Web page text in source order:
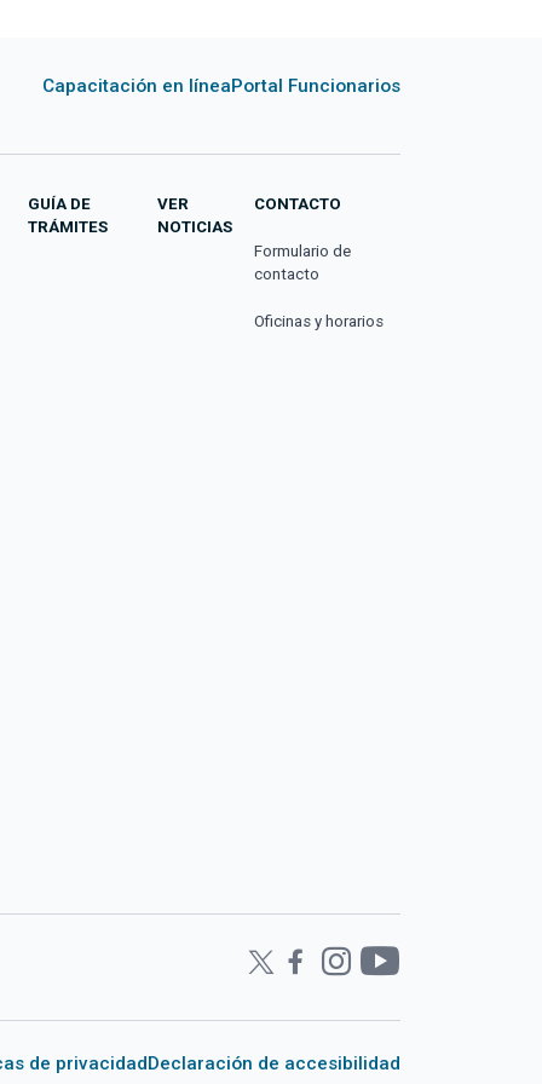
Capacitación en líneaPortal Funcionarios
GUÍA DE
TRÁMITES
VER
NOTICIAS
CONTACTO
Formulario de
contacto
Oficinas y horarios
de privacidadDeclaración de accesibilidad